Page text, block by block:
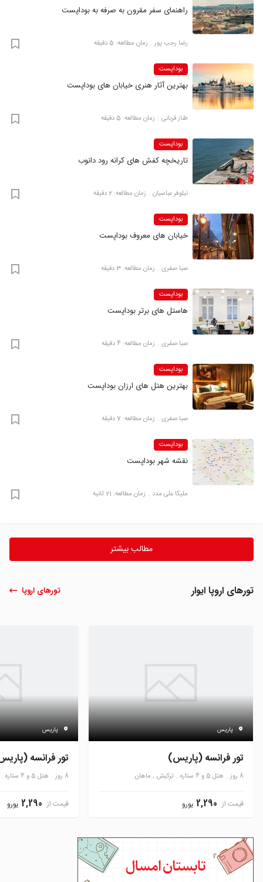
راهنمای سفر مقرون‌ به‌ صرفه به بوداپست
رضا‍ رجب پور زمان مطالعه: 5 دقیقه
بوداپست
بهترین آثار هنری خیابان های بوداپست
طناز قربانی زمان مطالعه: 5 دقیقه
بوداپست
تاریخچه کفش های کرانه رود دانوب
نیلوفر عباسیان زمان مطالعه: 2 دقیقه
بوداپست
خیابان های معروف بوداپست
صبا صفری زمان مطالعه: 3 دقیقه
بوداپست
هاستل های برتر بوداپست
صبا صفری زمان مطالعه: 4 دقیقه
بوداپست
بهترین هتل های ارزان بوداپست
صبا صفری زمان مطالعه: 7 دقیقه
بوداپست
نقشه شهر بوداپست
ملیکا علی مدد زمان مطالعه: 21 ثانیه
مطالب بیشتر
تورهای اروپا ایوار تورهای اروپا
پاریس
تور فرانسه (پاریس)
8 روز هتل 5 و 4 ستاره ترکیش , ماهان
قیمت از 2,290 یورو
پاریس
تور فرانسه
8 روز هتل 5 و 4 ستاره
قیمت از 2,290 یورو